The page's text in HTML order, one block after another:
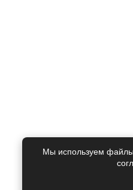
Мы используем файлы